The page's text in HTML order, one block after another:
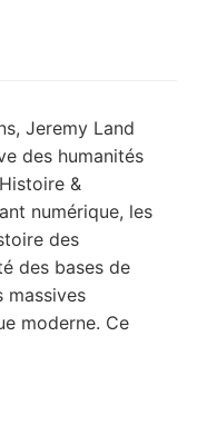
Jeremy Land
des humanités
&
numérique, les
des
des bases de
massives
moderne. Ce